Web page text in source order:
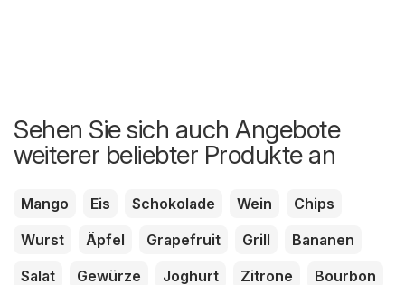
Sehen Sie sich auch Angebote
weiterer beliebter Produkte an
Mango Eis Schokolade Wein
Chips
Wurst
Äpfel Grapefruit Grill
Bananen
Salat
Gewürze Joghurt Zitrone
Bourbon